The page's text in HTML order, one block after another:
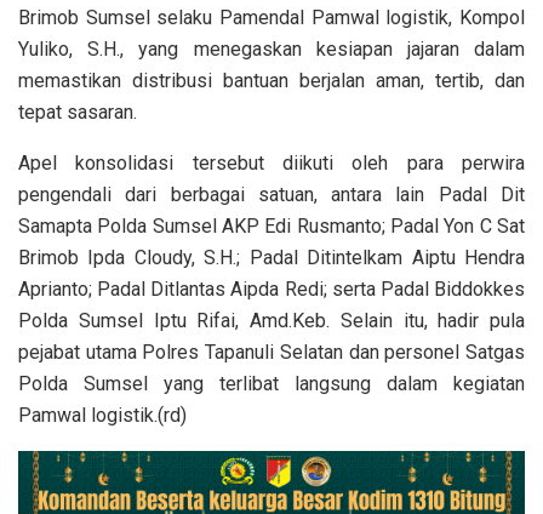
Brimob Sumsel selaku Pamendal Pamwal logistik, Kompol
Yuliko, S.H., yang menegaskan kesiapan jajaran dalam
memastikan distribusi bantuan berjalan aman, tertib, dan
tepat sasaran.
Apel konsolidasi tersebut diikuti oleh para perwira
pengendali dari berbagai satuan, antara lain Padal Dit
Samapta Polda Sumsel AKP Edi Rusmanto; Padal Yon C Sat
Brimob Ipda Cloudy, S.H.; Padal Ditintelkam Aiptu Hendra
Aprianto; Padal Ditlantas Aipda Redi; serta Padal Biddokkes
Polda Sumsel Iptu Rifai, Amd.Keb. Selain itu, hadir pula
pejabat utama Polres Tapanuli Selatan dan personel Satgas
Polda Sumsel yang terlibat langsung dalam kegiatan
Pamwal logistik.(rd)